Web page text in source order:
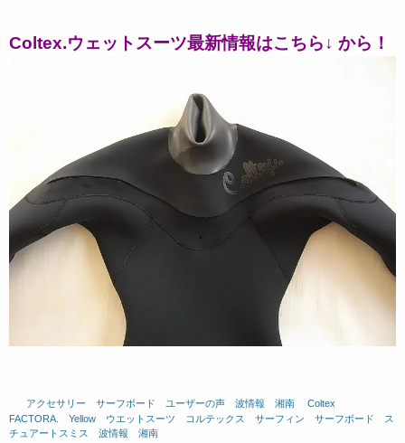
Coltex.ウェットスーツ最新情報はこちら↓ から！
アクセサリー サーフボード ユーザーの声 波情報 湘南 Coltex
FACTORA.
Yellow ウエットスーツ コルテックス サーフィン サーフボード
ス
チュアートスミス
波情報 湘南